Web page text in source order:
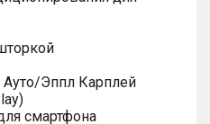
Эппл Карплей
смартфона